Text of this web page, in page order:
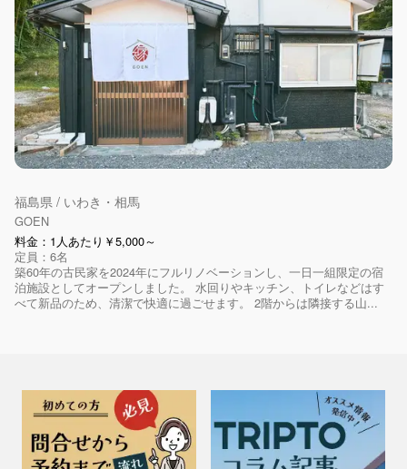
福島県 / いわき・相馬
GOEN
料金：1人あたり￥5,000～
定員：6名
築60年の古民家を2024年にフルリノベーションし、一日一組限定の宿
泊施設としてオープンしました。 水回りやキッチン、トイレなどはす
べて新品のため、清潔で快適に過ごせます。 2階からは隣接する山...